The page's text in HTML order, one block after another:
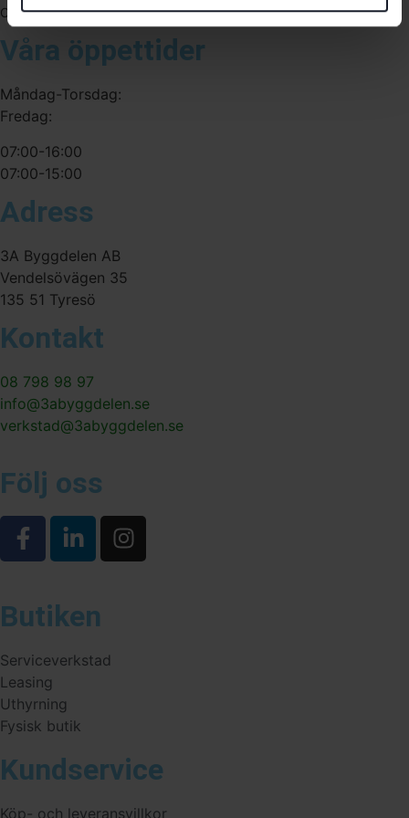
Org. nr:556341-4290
Våra öppettider
Måndag-Torsdag:
Fredag:
07:00-16:00
07:00-15:00
Adress
3A Byggdelen AB
Vendelsövägen 35
135 51 Tyresö
Kontakt
08 798 98 97
info@3abyggdelen.se
verkstad@3abyggdelen.se
Följ oss
Butiken
Serviceverkstad
Leasing
Uthyrning
Fysisk butik
Kundservice
Köp- och leveransvillkor